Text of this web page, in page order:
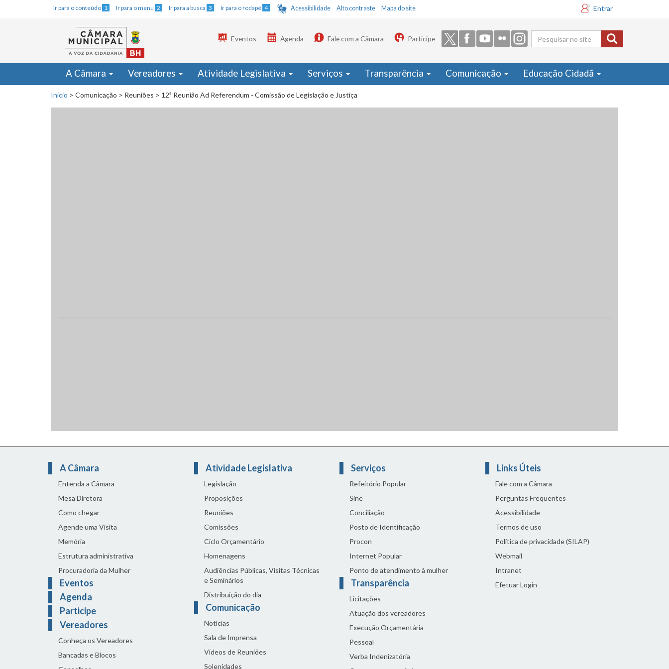
Ir para o conteúdo 1 Ir para o menu 2 Ir para a busca 3 Ir para o rodapé 4 Acessibilidade Alto contraste Mapa do site Entrar
Formulário
de busca
Eventos Agenda Fale com a Câmara Participe
A Câmara Vereadores Atividade Legislativa Serviços Transparência Comunicação Educação Cidadã
Início > Comunicação > Reuniões > 12ª Reunião Ad Referendum - Comissão de Legislação e Justiça
A Câmara
Entenda a Câmara
Mesa Diretora
Como chegar
Agende uma Visita
Memória
Estrutura administrativa
Procuradoria da Mulher
Eventos
Agenda
Participe
Vereadores
Conheça os Vereadores
Bancadas e Blocos
Atividade Legislativa
Legislação
Proposições
Reuniões
Comissões
Ciclo Orçamentário
Homenagens
Audiências Públicas, Visitas Técnicas
e Seminários
Distribuição do dia
Comunicação
Notícias
Sala de Imprensa
Vídeos de Reuniões
Solenidades
Serviços
Refeitório Popular
Sine
Conciliação
Posto de Identificação
Procon
Internet Popular
Ponto de atendimento à mulher
Transparência
Licitações
Atuação dos vereadores
Execução Orçamentária
Pessoal
Verba Indenizatória
Links Úteis
Fale com a Câmara
Perguntas Frequentes
Acessibilidade
Termos de uso
Política de privacidade (SILAP)
Webmail
Intranet
Efetuar Login